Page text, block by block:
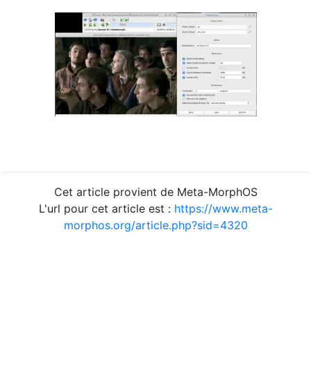
Cet article provient de Meta-MorphOS
L'url pour cet article est : https://www.meta-
morphos.org/article.php?sid=4320